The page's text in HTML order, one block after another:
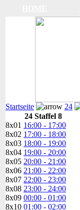
Startseite 24
24 Staffel 8
8x01 16:00 - 17:00
8x02 17:00 - 18:00
8x03 18:00 - 19:00
8x04 19:00 - 20:00
8x05 20:00 - 21:00
8x06 21:00 - 22:00
8x07 22:00 - 23:00
8x08 23:00 - 24:00
8x09 00:00 - 01:00
8x10 01:00 - 02:00